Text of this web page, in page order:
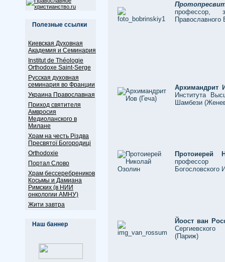
Полезные ссылки
Киевская Духовная
Академия и Семинария
Institut de Théologie
Orthodoxe Saint-Serge
Русская духовная
семинария во Франции
Украина Православная
Приход святителя
Амвросия
Медиоланского в
Милане
Храм на честь Різдва
Пресвятої Богородиці
Оrthodoxie
Портал Слово
Храм бессеребреников
Косьмы и Дамиана
Римских (в НИИ
онкологии АМНУ)
Жити завтра
Наш баннер
профессор,
Православного
Архимандрит
Института
Шамбези
профессор
Богословского
Йоост ван
Сергиевского
(Париж)